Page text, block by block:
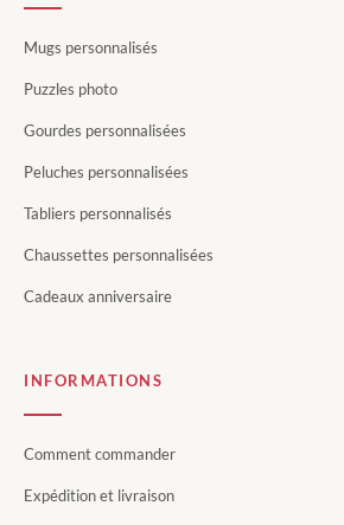
Mugs personnalisés
Puzzles photo
Gourdes personnalisées
Peluches personnalisées
Tabliers personnalisés
Chaussettes personnalisées
Cadeaux anniversaire
INFORMATIONS
Comment commander
Expédition et livraison